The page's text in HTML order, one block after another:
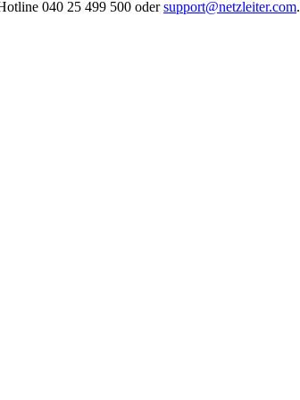
040 25 499 500 odersupport@netzleiter.com.